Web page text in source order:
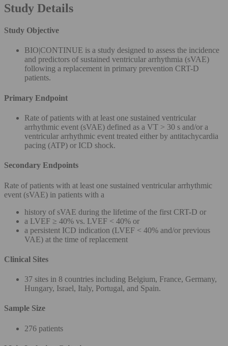
Study Details
Study Objective
BIO|CONTINUE is a study designed to assess the incidence
and predictors of sustained ventricular arrhythmia (sVAE)
following a replacement in primary prevention CRT-D
patients.
Primary Endpoint
Rate of patients with at least one sustained ventricular
arrhythmic event (sVAE) defined as a VT > 30 s and/or a
ventricular arrhythmic event treated either by antitachycardia
pacing (ATP) or ICD shock.
Secondary Endpoints
Rate of patients with at least one sustained ventricular arrhythmic
event (sVAE) in patients with a
history of sVAE during the lifetime of the first CRT-D or
a LVEF ≥ 40% vs. LVEF < 40% or
a persistent ICD indication (LVEF < 40% and/or previous
VAE) at the time of replacement
Clinical Sites
37 sites in 8 countries including Belgium, France, Germany,
Hungary, Israel, Italy, Portugal, and Spain.
Sample Size
276 patients